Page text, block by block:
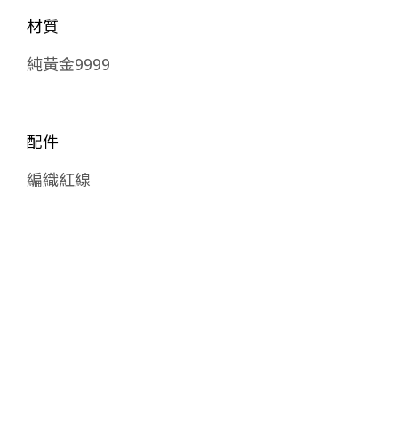
材質
純黃金9999
配件
編織紅線